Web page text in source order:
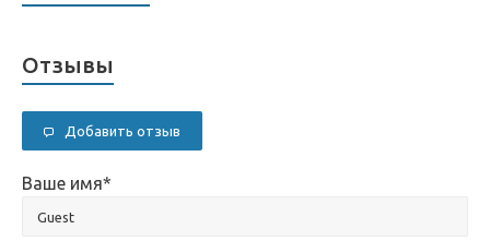
Отзывы
Добавить отзыв
Ваше имя*